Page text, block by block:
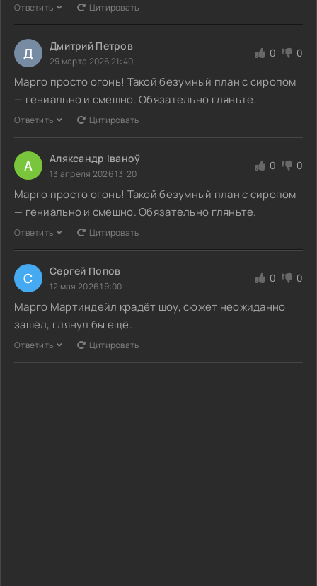
Ответить Цитировать
Д Дмитрий Петров
29 марта 2026 21:40
0 0
Марго просто огонь! Такой безумный план с сиропом
— гениально и смешно. Обязательно гляньте.
Ответить Цитировать
А Аляксандр Іваноў
13 апреля 2026 13:20
0 0
Марго просто огонь! Такой безумный план с сиропом
— гениально и смешно. Обязательно гляньте.
Ответить Цитировать
С Сергей Попов
12 мая 2026 19:00
0 0
Марго Мартиндейл крадёт шоу, сюжет неожиданно
зашёл, глянул бы ещё.
Ответить Цитировать